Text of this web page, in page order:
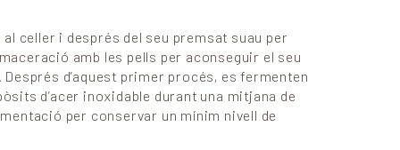
celler i després del seu premsat suau per
amb les pells per aconseguir el seu
d’aquest primer procés, es fermenten
d’acer inoxidable durant una mitjana de
per conservar un mínim nivell de